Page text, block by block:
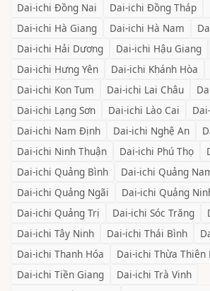
Dai-ichi Đồng Nai Dai-ichi Đồng Tháp
Dai-ichi Hà Giang Dai-ichi Hà Nam
Dai-ichi Hải Dương Dai-ichi Hậu Giang
Dai-ichi Hưng Yên Dai-ichi Khánh Hòa
Dai-ichi Kon Tum Dai-ichi Lai Châu
Dai-ichi Lạng Sơn Dai-ichi Lào Cai
Dai-ichi Nam Định Dai-ichi Nghệ An
Dai-ichi Ninh Thuận Dai-ichi Phú Thọ
Dai-ichi Quảng Bình Dai-ichi Quảng
Dai-ichi Quảng Ngãi Dai-ichi Quảng
Dai-ichi Quảng Trị Dai-ichi Sóc Trăng
Dai-ichi Tây Ninh Dai-ichi Thái Bình
Dai-ichi Thanh Hóa Dai-ichi Thừa Thiên
Dai-ichi Tiền Giang Dai-ichi Trà Vinh